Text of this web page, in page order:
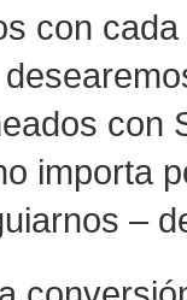
con
con
importa
–